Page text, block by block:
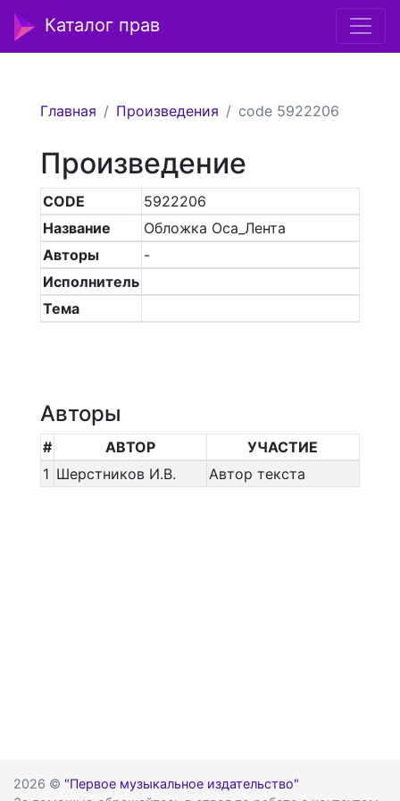
Каталог прав
Главная Произведения code 5922206
Произведение
CODE
5922206
Название
Обложка Оса_Лента
Авторы
-
Исполнитель
Тема
Авторы
# АВТОР
УЧАСТИЕ
1 Шерстников И.В. Автор текста
2026 © "Первое музыкальное издательство"